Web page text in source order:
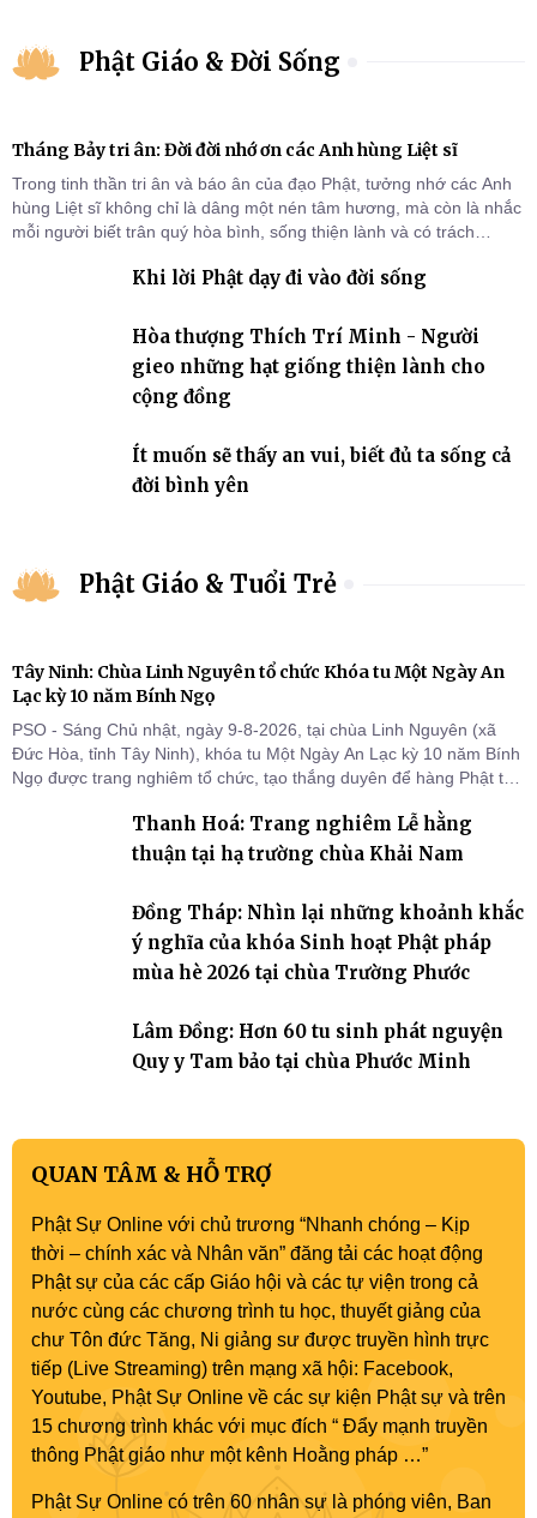
Phật Giáo & Đời Sống
Tháng Bảy tri ân: Đời đời nhớ ơn các Anh hùng Liệt sĩ
Trong tinh thần tri ân và báo ân của đạo Phật, tưởng nhớ các Anh
hùng Liệt sĩ không chỉ là dâng một nén tâm hương, mà còn là nhắc
mỗi người biết trân quý hòa bình, sống thiện lành và có trách
Khi lời Phật dạy đi vào đời sống
Hòa thượng Thích Trí Minh - Người
gieo những hạt giống thiện lành cho
cộng đồng
Ít muốn sẽ thấy an vui, biết đủ ta sống cả
đời bình yên
Phật Giáo & Tuổi Trẻ
Tây Ninh: Chùa Linh Nguyên tổ chức Khóa tu Một Ngày An
Lạc kỳ 10 năm Bính Ngọ
PSO - Sáng Chủ nhật, ngày 9-8-2026, tại chùa Linh Nguyên (xã
Đức Hòa, tỉnh Tây Ninh), khóa tu Một Ngày An Lạc kỳ 10 năm Bính
Ngọ được trang nghiêm tổ chức, tạo thắng duyên để hàng Phật tử
đời sống thiện lành.Thanh Hoá: Trang nghiêm Lễ hằng
thuận tại hạ trường chùa Khải Nam
Đồng Tháp: Nhìn lại những khoảnh khắc
ý nghĩa của khóa Sinh hoạt Phật pháp
mùa hè 2026 tại chùa Trường Phước
Lâm Đồng: Hơn 60 tu sinh phát nguyện
Quy y Tam bảo tại chùa Phước Minh
QUAN TÂM & HỖ TRỢ
Phật Sự Online với chủ trương “Nhanh chóng – Kịp
thời – chính xác và Nhân văn” đăng tải các hoạt động
Phật sự của các cấp Giáo hội và các tự viện trong cả
nước cùng các chương trình tu học, thuyết giảng của
chư Tôn đức Tăng, Ni giảng sư được truyền hình trực
tiếp (Live Streaming) trên mạng xã hội: Facebook,
Youtube, Phật Sự Online về các sự kiện Phật sự và trên
15 chương trình khác với mục đích “ Đẩy mạnh truyền
thông Phật giáo như một kênh Hoằng pháp …”
Phật Sự Online có trên 60 nhân sự là phóng viên, Ban